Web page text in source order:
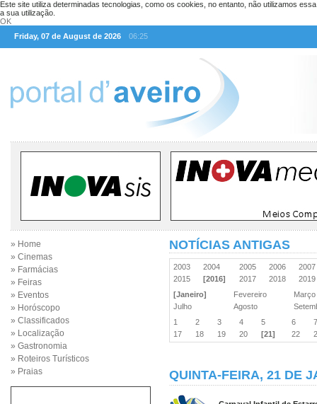
Este site utiliza determinadas tecnologias, como os cookies, no entanto, não utilizamos
a sua utilização.
OK
Friday, 07 de August de 2026
06:25
» Home
» Cinemas
» Farmácias
» Feiras
» Eventos
» Horóscopo
» Classificados
» Localização
» Gastronomia
» Roteiros Turísticos
» Praias
NOTÍCIAS ANTIGAS
2003 2004 2005 2006
2015
[2016] 2017 2018
[Janeiro]
Fevereiro
Julho
Agosto
1
2 3 4 5 6
17
18 19 20 [21] 22
QUINTA-FEIRA, 21 DE